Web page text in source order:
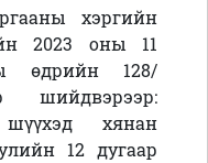
хэргийн
2023 оны 11
өдрийн 128/
шийдвэрээр:
хянан
12 дугаар